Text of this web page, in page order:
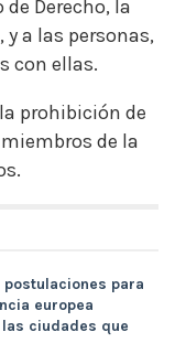
Derecho, la
a las personas,
con ellas.
prohibición de
de la
para
europea
ciudades que